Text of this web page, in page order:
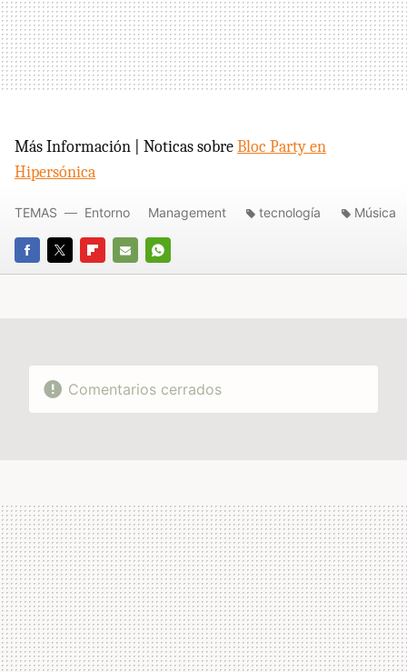
Más Información | Noticas sobreBloc Party en
Hipersónica
FACEBOOK
TWITTERFLIPBOARD
E-
WHATSAPP
TEMAS Entorno Management tecnología Música
Comentarios cerrados